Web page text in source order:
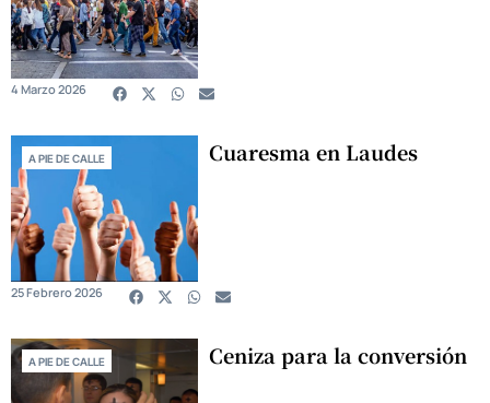
4 Marzo 2026
A PIE DE CALLE Cuaresma en Laudes
25 Febrero 2026
A PIE DE CALLE Ceniza para la conversión